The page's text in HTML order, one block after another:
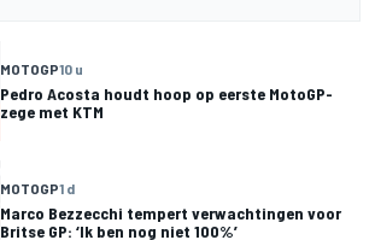
MOTOGP10 u
Pedro Acosta houdt hoop op eerste MotoGP-
zege met KTM
MOTOGP1 d
Marco Bezzecchi tempert verwachtingen voor
Britse GP: ‘Ik ben nog niet 100%’